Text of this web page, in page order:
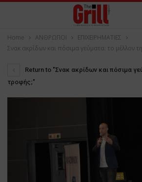
Home ΑΝΘΡΩΠΟΙ
ΕΠΙΧΕΙΡΗΜΑΤΙΕΣ
Σνακ ακρίδων και πόσιμα γεύματα: το μέλλον
Return to "Σνακ ακρίδων και πόσιμα
τροφής;"